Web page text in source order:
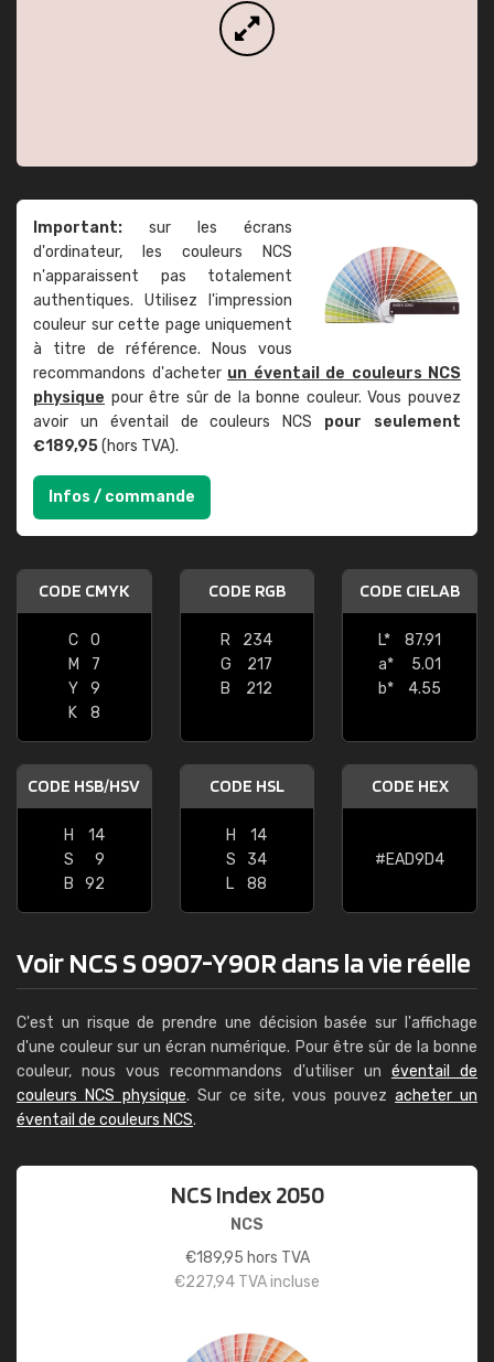
Important: sur les écrans
d'ordinateur, les couleurs NCS
n'apparaissent pas totalement
authentiques. Utilisez l'impression
couleur sur cette page uniquement
à titre de référence. Nous vous
recommandons d'acheter un éventail de couleurs NCS
physique pour être sûr de la bonne couleur. Vous pouvez
avoir un éventail de couleurs NCS pour seulement
€189,95(hors TVA).
Infos / commande
CODE CMYK
C
0
M
7
Y
9
K
8
CODE RGB
R
234
G
217
B
212
CODE CIELAB
L*
87.91
a*
5.01
b*
4.55
CODE HSB/HSV
H
14
S
9
B
92
CODE HSL
H
14
S
34
L
88
CODE HEX
#EAD9D4
Voir NCS S 0907-Y90R dans la vie réelle
C'est un risque de prendre une décision basée sur l'affichage
d'une couleur sur un écran numérique. Pour être sûr de la bonne
couleur, nous vous recommandons d'utiliser un éventail de
couleurs NCS physique. Sur ce site, vous pouvezacheter un
éventail de couleurs NCS.
NCS Index 2050
NCS
€189,95 hors TVA
€227,94 TVA incluse